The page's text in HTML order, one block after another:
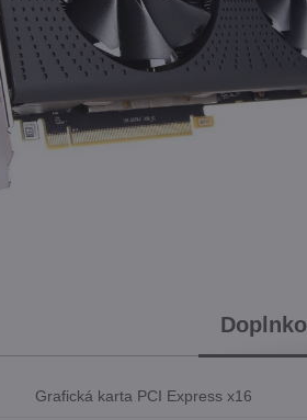
Grafická karta PCI Express x16